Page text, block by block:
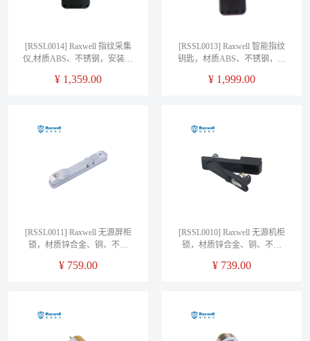
[RSSL0014] Raxwell 指纹采集
仪,材质ABS、不锈钢，安装费
¥ 1,359.00
[RSSL0013] Raxwell 智能指纹
钥匙，材质ABS、不锈钢，安
¥ 1,999.00
[RSSL0011] Raxwell 无源屏柜
锁，材质锌合金、铜、不锈
¥ 759.00
[RSSL0010] Raxwell 无源机柜
锁，材质锌合金、铜、不锈
¥ 739.00